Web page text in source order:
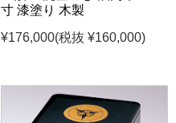
寸 漆塗り 木製
¥176,000(税抜 ¥160,000)